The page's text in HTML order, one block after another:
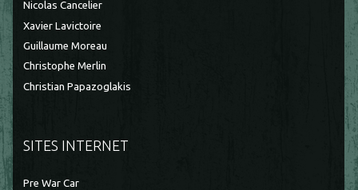
Nicolas Cancelier
Xavier Lavictoire
Guillaume Moreau
Christophe Merlin
Christian Papazoglakis
SITES INTERNET
Pre War Car